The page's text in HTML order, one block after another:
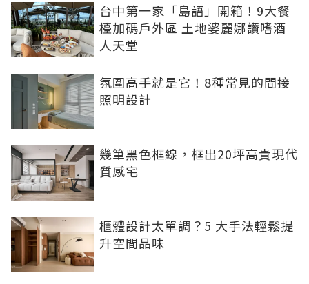
台中第一家「島語」開箱！9大餐
檯加碼戶外區 土地婆麗娜讚嗜酒
人天堂
氛圍高手就是它！8種常見的間接
照明設計
幾筆黑色框線，框出20坪高貴現代
質感宅
櫃體設計太單調？5 大手法輕鬆提
升空間品味